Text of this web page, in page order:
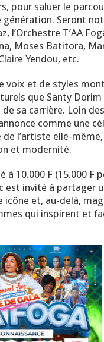
pour saluer le
génération. Seront
, l’Orchestre T’AA
Moses Batitora,
Yendou, etc.
voix et de styles
que Santy Dorim
sa carrière. Loin
comme une
de l’artiste elle-
et modernité.
à 10.000 F (15.000 F
est invité à partager
icône et, au-delà,
qui inspirent et